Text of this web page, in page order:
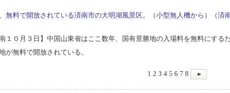
無料で開放されている済南市の大明湖風景区。（小型無人機から）（済
南１０月３日】中国山東省はここ数年、国有景勝地の入場料を無料にす
が無料で開放されている。
1 2 3 4 5 6 7 8